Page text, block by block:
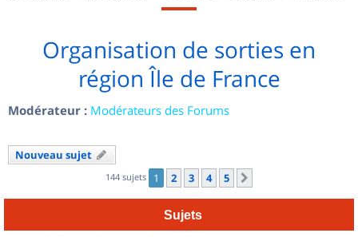
Organisation de sorties en
région Île de France
Modérateur : Modérateurs des Forums
Nouveau sujet
144 sujets 1 2 3 4 5
Sujets